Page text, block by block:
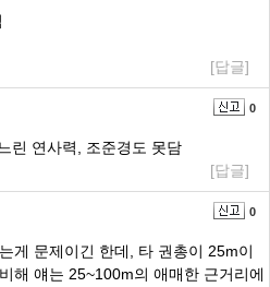
[답글]
0
린 연사력, 조준경도 못담
[답글]
0
게 문제이긴 한데, 타 권총이 25m이
해 얘는 25~100m의 애매한 근거리에